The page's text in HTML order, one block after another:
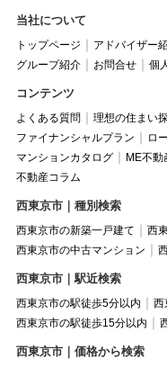
当社について
トップページ アドバイザー
グループ紹介
お問合せ 個
コンテンツ
よくある質問 理想の住まい
ファイナンシャルプラン
ロ
マンションカタログ
ME不動
不動産コラム
西東京市｜種別検索
西東京市の新築一戸建て
西
西東京市の中古マンション
西東京市｜駅近検索
西東京市の駅徒歩5分以内
西
西東京市の駅徒歩15分以内
西東京市｜価格から検索